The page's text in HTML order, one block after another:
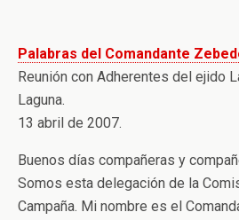
Palabras del Comandante
Reunión con Adherentes del ejido
Laguna.
13 abril de 2007.
Buenos días compañeras y
Somos esta delegación de la
Campaña. Mi nombre es el